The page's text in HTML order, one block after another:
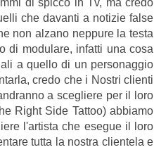
che davanti a notizie false
non alzano neppure la testa
di modulare, infatti una cosa
a quello di un personaggio
credo che i Nostri clienti
a scegliere per il loro
Right Side Tattoo) abbiamo
l'artista che esegue il loro
tutta la nostra clientela e